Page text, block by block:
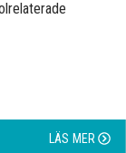
LÄS MER